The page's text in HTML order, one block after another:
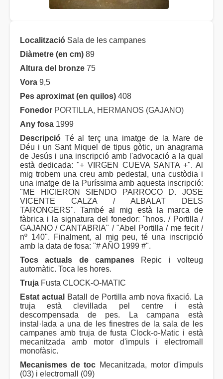
Localització Sala de les campanes
Diàmetre (en cm) 89
Altura del bronze 75
Vora 9,5
Pes aproximat (en quilos) 408
Fonedor PORTILLA, HERMANOS (GAJANO)
Any fosa 1999
Descripció Té al terç una imatge de la Mare de
Déu i un Sant Miquel de tipus gòtic, un anagrama
de Jesús i una inscripció amb l'advocació a la qual
està dedicada: "+ VIRGEN CUEVA SANTA +". Al
mig trobem una creu amb pedestal, una custòdia i
una imatge de la Puríssima amb aquesta inscripció:
"ME HICIERON SIENDO PARROCO D. JOSE
VICENTE CALZA / ALBALAT DELS
TARONGERS". També al mig està la marca de
fàbrica i la signatura del fonedor: "hnos. / Portilla /
GAJANO / CANTABRIA" / "Abel Portilla / me fecit /
nº 140". Finalment, al mig peu, té una inscripció
amb la data de fosa: "# AÑO 1999 #".
Tocs actuals de campanes Repic i volteug
automàtic. Toca les hores.
Truja Fusta CLOCK-O-MATIC
Estat actual
Batall de Portilla amb nova fixació. La
truja està clevillada pel centre i està
descompensada de pes. La campana està
instal·lada a una de les finestres de la sala de les
campanes amb truja de fusta Clock-o-Matic i està
mecanitzada amb motor d'impuls i electromall
monofàsic.
Mecanismes de toc Mecanitzada, motor d'impuls
(03) i electromall (09)